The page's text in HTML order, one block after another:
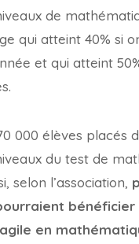
de
qui atteint 40% si
et qui atteint
000 élèves placés
du test de
selon l’association,
en